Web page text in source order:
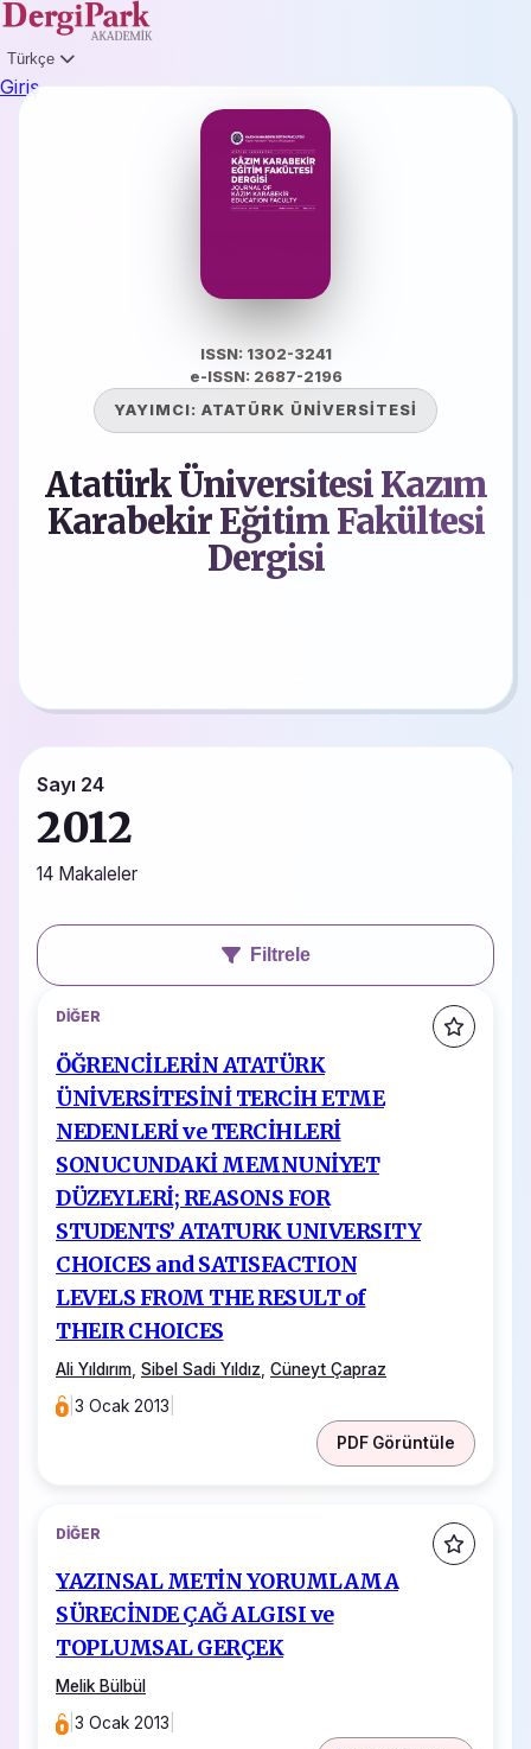
Türkçe
Giriş
ISSN: 1302-3241
e-ISSN: 2687-2196
YAYIMCI: ATATÜRK ÜNİVERSİTESİ
Atatürk Üniversitesi Kazım
Karabekir Eğitim Fakültesi
Dergisi
Sayı 24
2012
14 Makaleler
Filtrele
DIĞER
ÖĞRENCİLERİN ATATÜRK
ÜNİVERSİTESİNİ TERCİH ETME
NEDENLERİ ve TERCİHLERİ
SONUCUNDAKİ MEMNUNİYET
DÜZEYLERİ; REASONS FOR
STUDENTS’ ATATURK UNIVERSITY
CHOICES and SATISFACTION
LEVELS FROM THE RESULT of
THEIR CHOICES
Ali Yıldırım Sibel Sadi Yıldız Cüneyt Çapraz
|3 Ocak 2013
PDF Görüntüle
DIĞER
YAZINSAL METİN YORUMLAMA
SÜRECİNDE ÇAĞ ALGISI ve
TOPLUMSAL GERÇEK
Melik Bülbül
|3 Ocak 2013